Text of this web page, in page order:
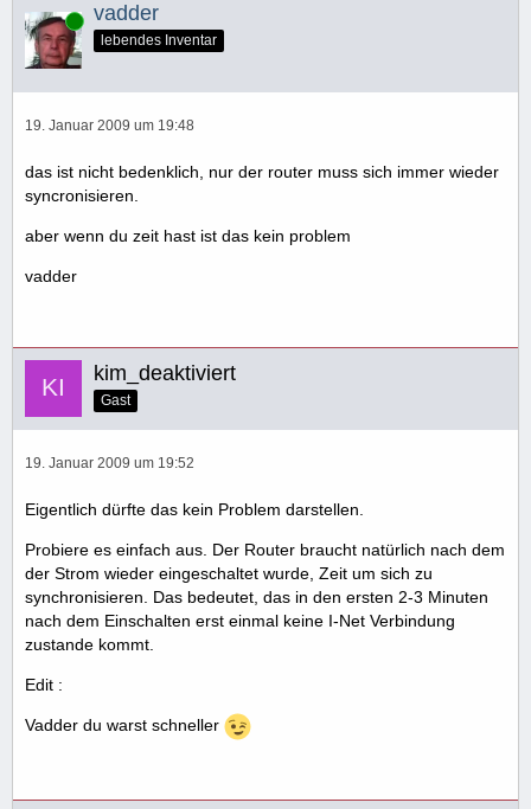
Online vadder
lebendes Inventar
19. Januar 2009 um 19:48
das ist nicht bedenklich, nur der router muss sich immer wieder
syncronisieren.
aber wenn du zeit hast ist das kein problem
vadder
kim_deaktiviert
Gast
19. Januar 2009 um 19:52
Eigentlich dürfte das kein Problem darstellen.
Probiere es einfach aus. Der Router braucht natürlich nach dem
der Strom wieder eingeschaltet wurde, Zeit um sich zu
synchronisieren. Das bedeutet, das in den ersten 2-3 Minuten
nach dem Einschalten erst einmal keine I-Net Verbindung
zustande kommt.
Edit :
Vadder du warst schneller